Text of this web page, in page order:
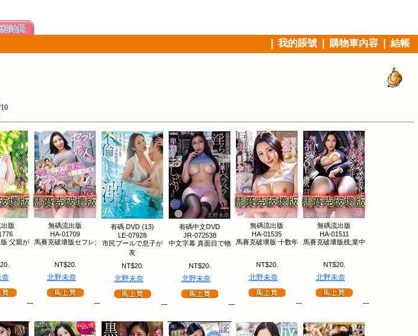
我的賬號 購物車內容 結帳
版
父親が
奈
無碼流出版
HA-01709
馬賽克破壞版セフレ;
NT$20.
北野未奈
有碼 DVD (13)
LE-07928
市民プールで息子が
友
NT$20.
北野未奈
有碼中文DVD
JR-072538
中文字幕 真面目で物
NT$20.
北野未奈
無碼流出版
HA-01535
馬賽克破壞版 十数年
NT$20.
北野未奈
無碼流出版
HA-01511
馬賽克破壞版残;業中
NT$20.
北野未奈